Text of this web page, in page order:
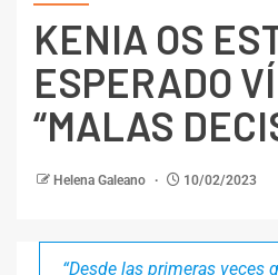
KENIA OS
ESPERADO
“MALAS
Helena Galeano 10/02/2023
“Desde las primeras veces